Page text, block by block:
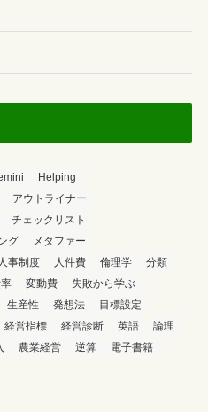
Helping
アウトライナー
チェックリスト
グ
メタファー
人事制度 人件費 倫理学
分類
変動費
失敗から学ぶ
生産性 発想法
目標設定
経営指標 経営診断 英語
論理
農業経営 逆算
電子書籍